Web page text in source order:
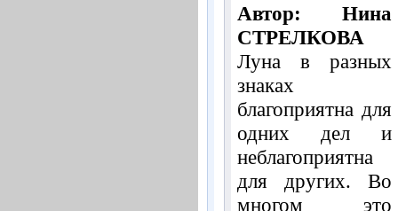
Автор: Нина
СТРЕЛКОВА
Луна в разных
знаках
благоприятна для
одних дел и
неблагоприятна
для других. Во
многом это